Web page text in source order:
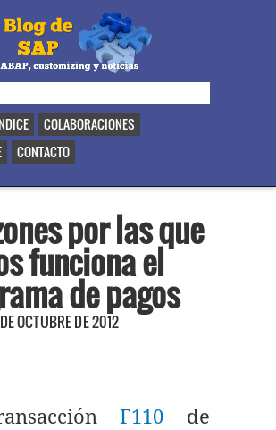
COLABORACIONES
CONTACTO
por las que
funciona el
de pagos
OCTUBRE DE 2012
F110 de